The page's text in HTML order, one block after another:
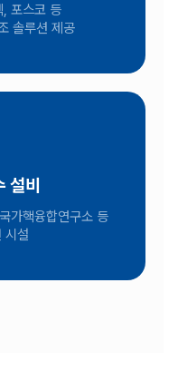
, 포스코 등
솔루션 제공
설비
가핵융합연구소 등
시설